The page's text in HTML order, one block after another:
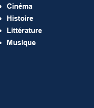
Cinéma
Histoire
Littérature
Musique